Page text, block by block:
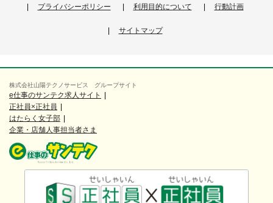
プライバシーポリシー 利用目的について 行動計画
サイトマップ
株式会社山陽テクノサービス グループサイト
e仕事のサンテク求人サイト
正社員×正社員
はたらく女子部
企業・店舗人事担当者さま